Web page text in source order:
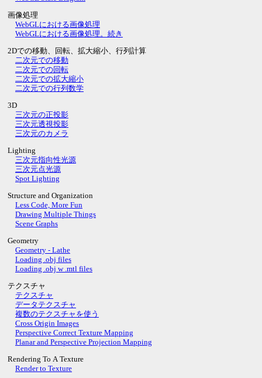
画像処理
WebGLにおける画像処理
WebGLにおける画像処理。続き
2Dでの移動、回転、拡大縮小、行列計算
二次元での移動
二次元での回転
二次元での拡大縮小
二次元での行列数学
3D
三次元の正投影
三次元透視投影
三次元のカメラ
Lighting
三次元指向性光源
三次元点光源
Spot Lighting
Structure and Organization
Less Code, More Fun
Drawing Multiple Things
Scene Graphs
Geometry
Geometry - Lathe
Loading .obj files
Loading .obj w .mtl files
テクスチャ
テクスチャ
データテクスチャ
複数のテクスチャを使う
Cross Origin Images
Perspective Correct Texture Mapping
Planar and Perspective Projection Mapping
Rendering To A Texture
Render to Texture